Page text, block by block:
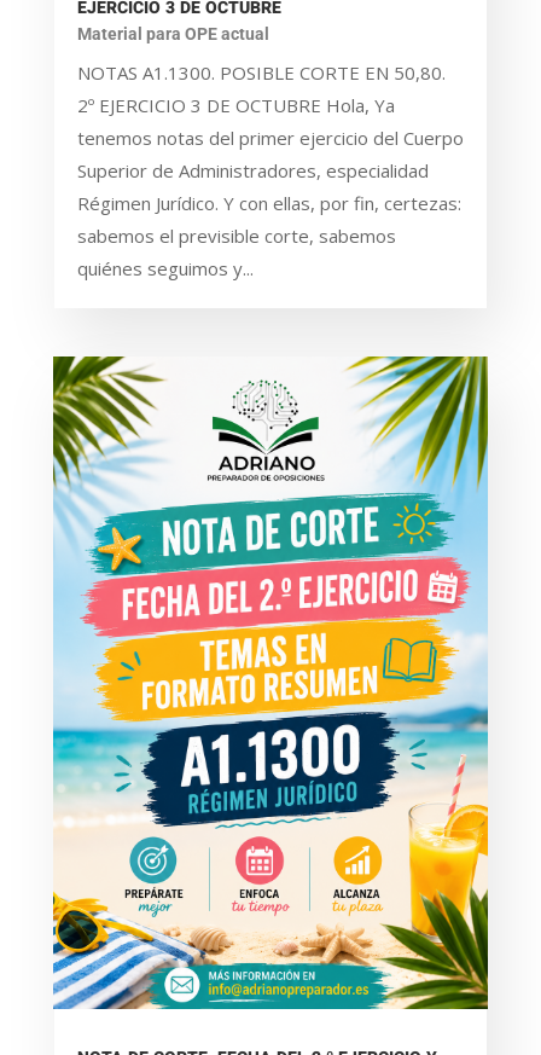
EJERCICIO 3 DE OCTUBRE
Material para OPE actual
NOTAS A1.1300. POSIBLE CORTE EN 50,80.
2º EJERCICIO 3 DE OCTUBRE Hola, Ya
tenemos notas del primer ejercicio del Cuerpo
Superior de Administradores, especialidad
Régimen Jurídico. Y con ellas, por fin, certezas:
sabemos el previsible corte, sabemos
quiénes seguimos y...